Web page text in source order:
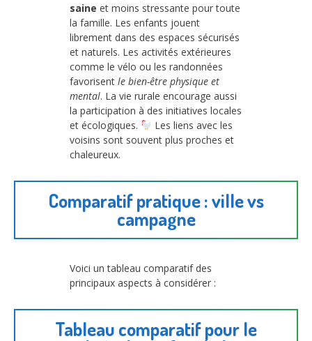
saine et moins stressante pour toute
la famille. Les enfants jouent
librement dans des espaces sécurisés
et naturels. Les activités extérieures
comme le vélo ou les randonnées
favorisent le bien-être physique et
mental. La vie rurale encourage aussi
la participation à des initiatives locales
et écologiques.
Les liens avec les
voisins sont souvent plus proches et
chaleureux.
Comparatif pratique : ville vs
campagne
Voici un tableau comparatif des
principaux aspects à considérer :
Tableau comparatif pour le